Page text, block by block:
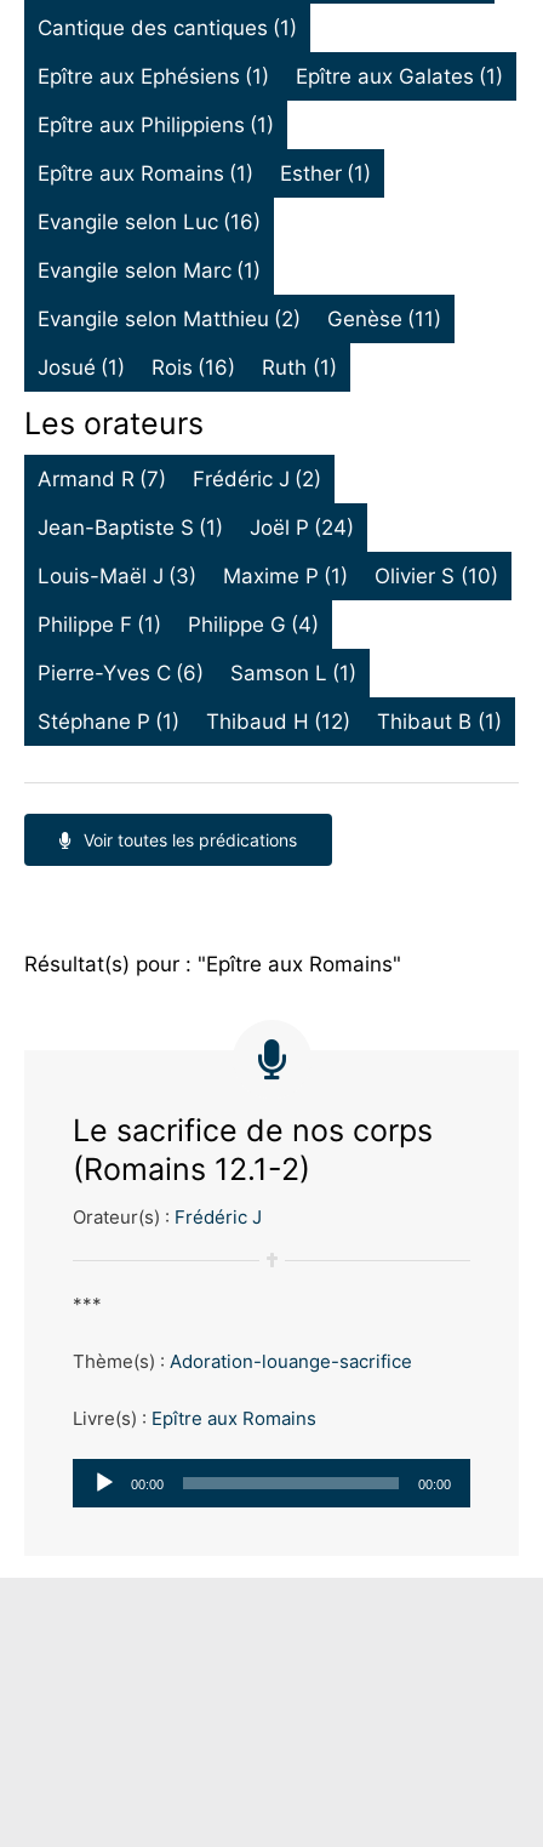
Cantique des cantiques (1)
Epître aux Ephésiens (1) Epître aux Galates (1)
Epître aux Philippiens (1)
Epître aux Romains (1) Esther (1)
Evangile selon Luc (16)
Evangile selon Marc (1)
Evangile selon Matthieu (2) Genèse (11)
Josué (1) Rois (16) Ruth (1)
Les orateurs
Armand R (7) Frédéric J (2)
Jean-Baptiste S (1) Joël P (24)
Louis-Maël J (3) Maxime P (1) Olivier S (10)
Philippe F (1) Philippe G (4)
Pierre-Yves C (6) Samson L (1)
Stéphane P (1) Thibaud H (12) Thibaut B (1)
Voir toutes les prédications
Résultat(s) pour : "Epître aux Romains"
Le sacrifice de nos corps
(Romains 12.1-2)
Orateur(s) : Frédéric J
***
Thème(s) : Adoration-louange-sacrifice
Livre(s) : Epître aux Romains
Lecteur
00:00 00:00